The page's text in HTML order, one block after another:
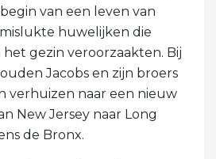
van een leven van
huwelijken die
gezin veroorzaakten. Bij
Jacobs en zijn broers
verhuizen naar een nieuw
New Jersey naar Long
de Bronx.